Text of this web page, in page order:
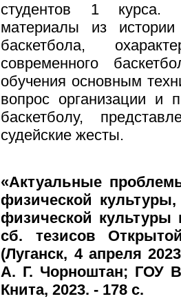
студентов 1 курса.
материалы из
баскетбола,
современного
обучения основным
вопрос организации и
баскетболу,
судейские жесты.
«Актуальные
физической
физической культуры
сб. тезисов
(Луганск, 4 апреля
А. Г. Чорноштан; ГОУ
Книта, 2023. - 178 с.